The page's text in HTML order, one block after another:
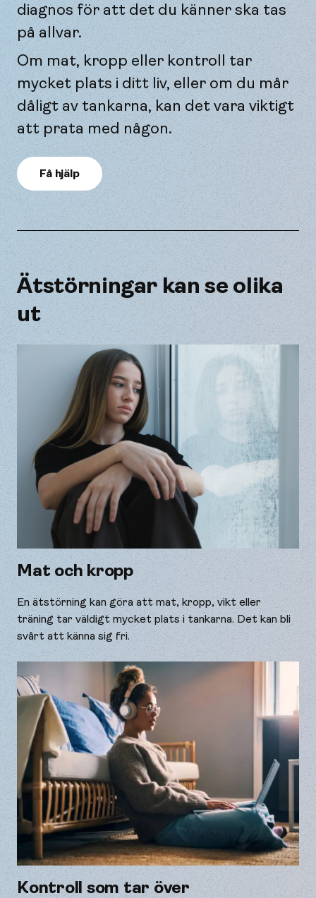
diagnos för att det du känner ska tas
på allvar.
Om mat, kropp eller kontroll tar
mycket plats i ditt liv, eller om du mår
dåligt av tankarna, kan det vara viktigt
att prata med någon.
Få hjälp
Ätstörningar kan se olika
ut
Mat och kropp
En ätstörning kan göra att mat, kropp, vikt eller
träning tar väldigt mycket plats i tankarna. Det kan bli
svårt att känna sig fri.
Kontroll som tar över